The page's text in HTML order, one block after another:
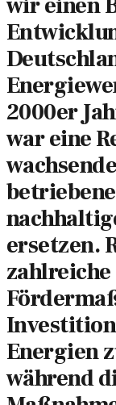
wir einen
2000er
war eine
ersetzen.
zahlreiche
Energien
während